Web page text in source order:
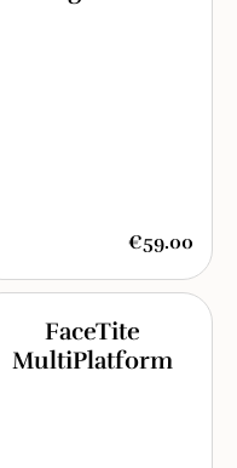
€59.00
FaceTite
MultiPlatform